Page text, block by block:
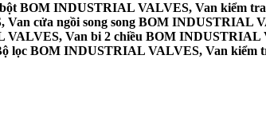
BOM INDUSTRIAL VALVES, Van kiểm
cửa ngồi song song BOM INDUSTRIAL
Van bi 2 chiều BOM INDUSTRIAL
lọc BOM INDUSTRIAL VALVES, Van kiểm